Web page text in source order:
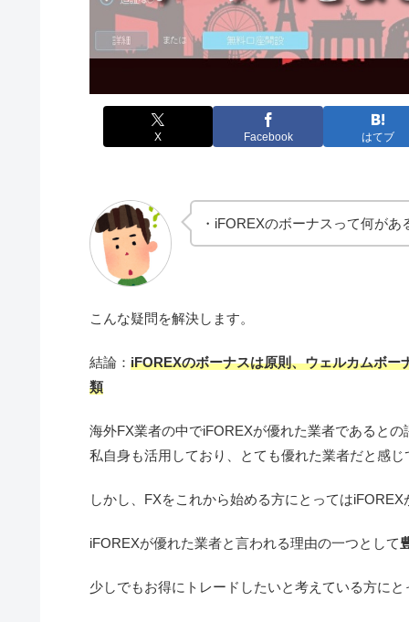
X Facebook はてブ
・iFOREXのボーナスって何があ
こんな疑問を解決します。
結論： iFOREXのボーナスは原則、ウェルカムボ
類
海外FX業者の中でiFOREXが優れた業者であると
私自身も活用しており、とても優れた業者だと感じ
しかし、FXをこれから始める方にとっては
iFOREXが優れた業者と言われる理由の一つとして
少しでもお得にトレードしたいと考えている方に